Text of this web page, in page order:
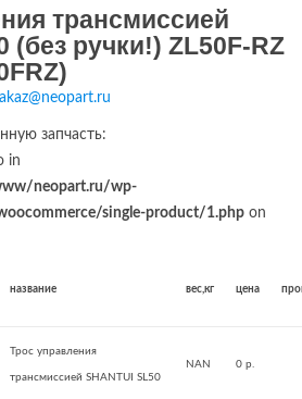
трансмиссией
(без ручки!) ZL50F-RZ
запчасть:
in
neopart.ru/wp-
single-product/1.php on
название вес,кг цена
Трос управления
трансмиссией SHANTUI SL50
NAN 0 р.